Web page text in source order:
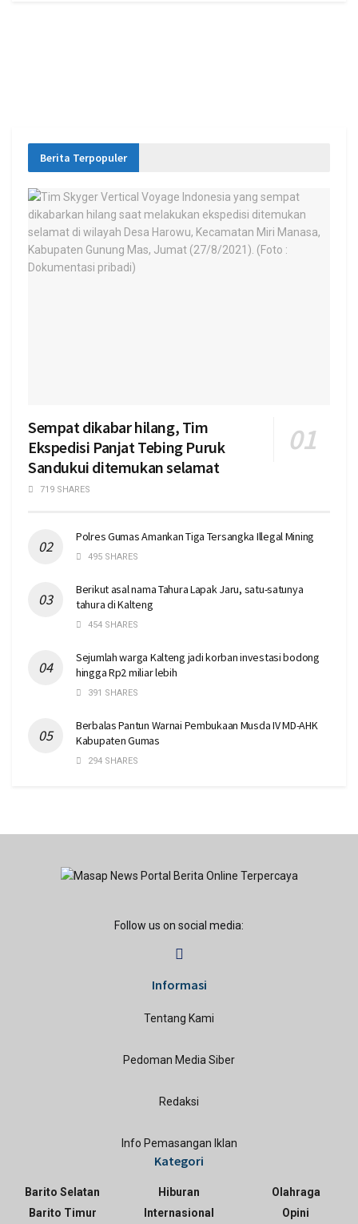
Berita Terpopuler
Sempat dikabar hilang, Tim
Ekspedisi Panjat Tebing Puruk
Sandukui ditemukan selamat
719 SHARES
Polres Gumas Amankan Tiga Tersangka Illegal Mining
495 SHARES
Berikut asal nama Tahura Lapak Jaru, satu-satunya
tahura di Kalteng
454 SHARES
Sejumlah warga Kalteng jadi korban investasi bodong
hingga Rp2 miliar lebih
391 SHARES
Berbalas Pantun Warnai Pembukaan Musda IV MD-AHK
Kabupaten Gumas
294 SHARES
Follow us on social media:
Informasi
Tentang Kami
Pedoman Media Siber
Redaksi
Info Pemasangan Iklan
Kategori
Barito Selatan
Barito Timur
Hiburan
Internasional
Olahraga
Opini